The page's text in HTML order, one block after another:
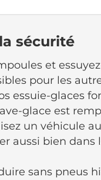
sécurité
et
pour les
essuie-glaces
glace est
un véhicule
aussi bien dans
sans pneus